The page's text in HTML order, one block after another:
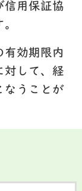
信用保証協
有効期限内
対して、経
なうことが